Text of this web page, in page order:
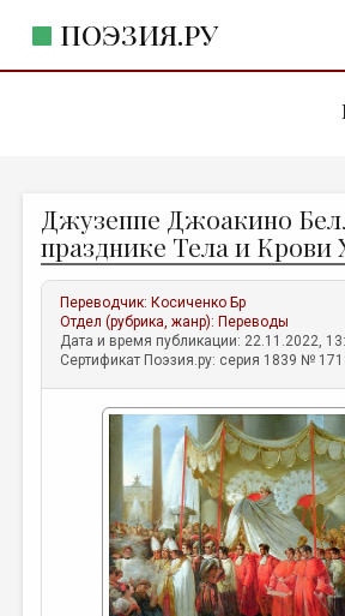
ПОЭЗИЯ.РУ
ЖАНРЫ
АВТОРЫ
КОММЕНТАРИИ
ЛИТСАЛОН
ПРАВИЛА САЙТА
ОТДЕЛЫ И РУБРИКИ
ИЗБРАННОЕ
ДАЙДЖЕСТ
Джузеппе Джоакино
празднике Тела и Крови
Переводчик: Косиченко Бр
Отдел (рубрика, жанр): Переводы
Дата и время публикации: 22.11.2022,
Сертификат Поэзия.ру: серия 1839 №